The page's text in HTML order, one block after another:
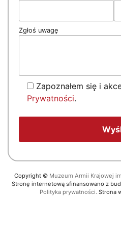
Zgłoś uwagę
Zapoznałem się i
Prywatności.
Copyright © Muzeum Armii Krajowej
Stronę internetową sfinansowano z
Polityka prywatności. Strona